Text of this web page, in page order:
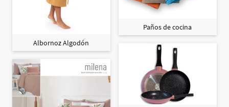
Albornoz Algodón
Paños de cocina